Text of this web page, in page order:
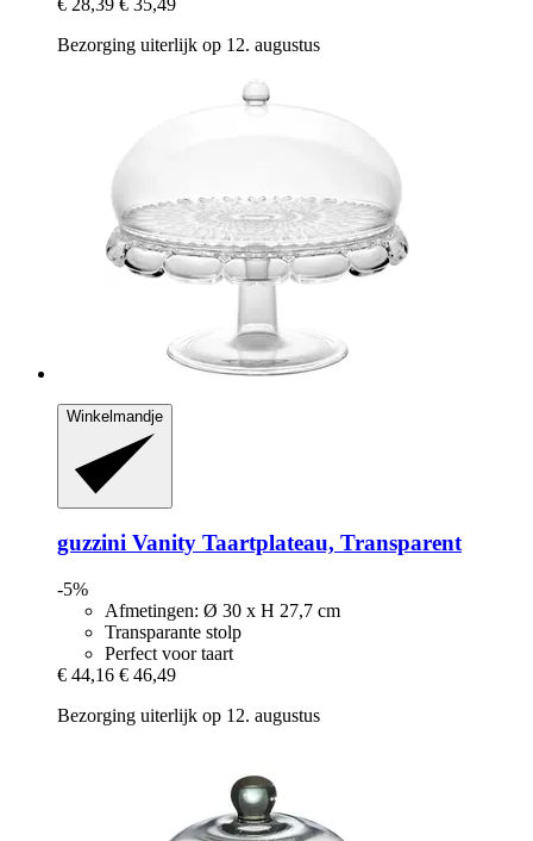
€ 28,39 € 35,49
Bezorging uiterlijk op 12. augustus
Winkelmandje
guzzini Vanity Taartplateau, Transparent
-5%
Afmetingen: Ø 30 x H 27,7 cm
Transparante stolp
Perfect voor taart
€ 44,16 € 46,49
Bezorging uiterlijk op 12. augustus